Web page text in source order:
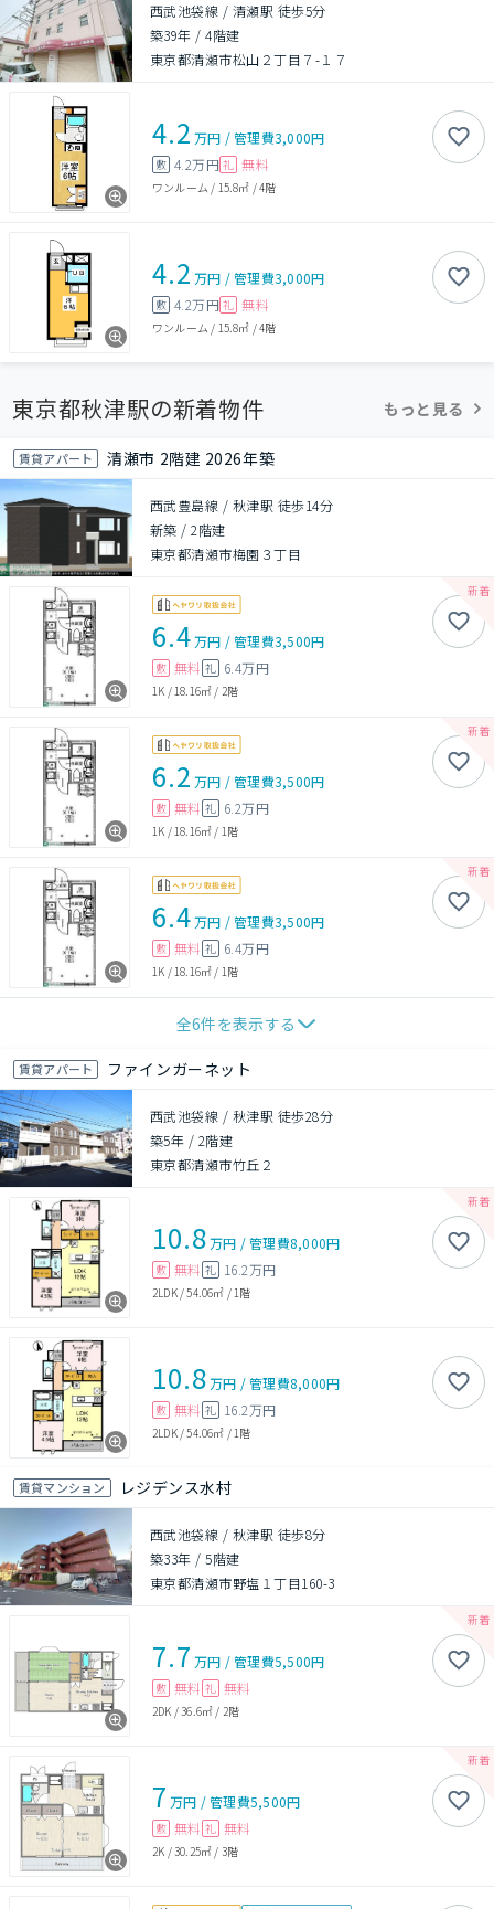
西武池袋線 / 清瀬駅 徒歩5分
築39年 /4階建
東京都清瀬市松山２丁目７-１７
4.2 万円 /管理費3,000円
敷 4.2万円 礼 無料
ワンルーム / 15.8㎡ /4階
4.2 万円 /管理費3,000円
敷 4.2万円 礼 無料
ワンルーム / 15.8㎡ /4階
東京都秋津駅の新着物件 もっと見る
賃貸アパート 清瀬市 2階建 2026年築
西武豊島線 / 秋津駅 徒歩14分
新築 /2階建
東京都清瀬市梅園３丁目
6.4万円 /管理費3,500円
敷 無料 礼 6.4万円
1K /18.16㎡ / 2階
6.2 万円 /管理費3,500円
敷 無料 礼 6.2万円
1K /18.16㎡ / 1階
6.4万円 /管理費3,500円
敷 無料 礼 6.4万円
1K /18.16㎡ / 1階
全6件を表示する
賃貸アパート ファインガーネット
西武池袋線 / 秋津駅 徒歩28分
築5年 / 2階建
東京都清瀬市竹丘２
10.8万円 /管理費8,000円
敷 無料 礼 16.2万円
2LDK/54.06㎡ / 1階
10.8万円 /管理費8,000円
敷 無料 礼 16.2万円
2LDK/54.06㎡ / 1階
賃貸マンション レジデンス水村
西武池袋線 / 秋津駅 徒歩8分
築33年 /5階建
東京都清瀬市野塩１丁目160-3
7.7 万円 /管理費5,500円
敷 無料 礼 無料
2DK /36.6㎡ / 2階
7 万円 /管理費5,500円
敷 無料 礼 無料
2K /30.25㎡ / 3階